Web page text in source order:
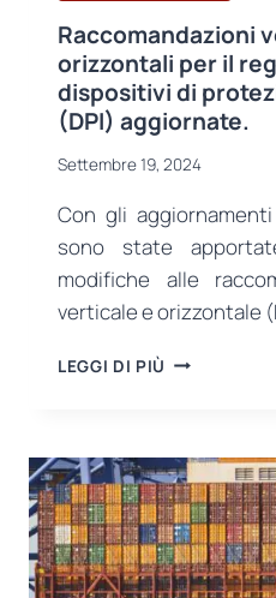
Raccomandazioni
orizzontali per il
dispositivi di
(DPI) aggiornate.
Settembre 19, 2024
Con gli
sono state
modifiche alle
verticale e orizzontale
LEGGI DI PIÙ
PER
IL
SUI
DISPOSITIVI
DI